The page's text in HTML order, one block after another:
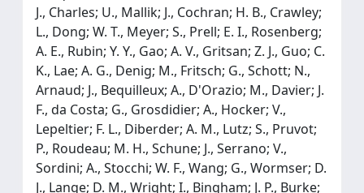
J., Charles; U., Mallik; J., Cochran; H. B., Crawley;
L., Dong; W. T., Meyer; S., Prell; E. I., Rosenberg;
A. E., Rubin; Y. Y., Gao; A. V., Gritsan; Z. J., Guo; C.
K., Lae; A. G., Denig; M., Fritsch; G., Schott; N.,
Arnaud; J., Bequilleux; A., D'Orazio; M., Davier; J.
F., da Costa; G., Grosdidier; A., Hocker; V.,
Lepeltier; F. L., Diberder; A. M., Lutz; S., Pruvot;
P., Roudeau; M. H., Schune; J., Serrano; V.,
Sordini; A., Stocchi; W. F., Wang; G., Wormser; D.
J., Lange; D. M., Wright; I., Bingham; J. P., Burke;